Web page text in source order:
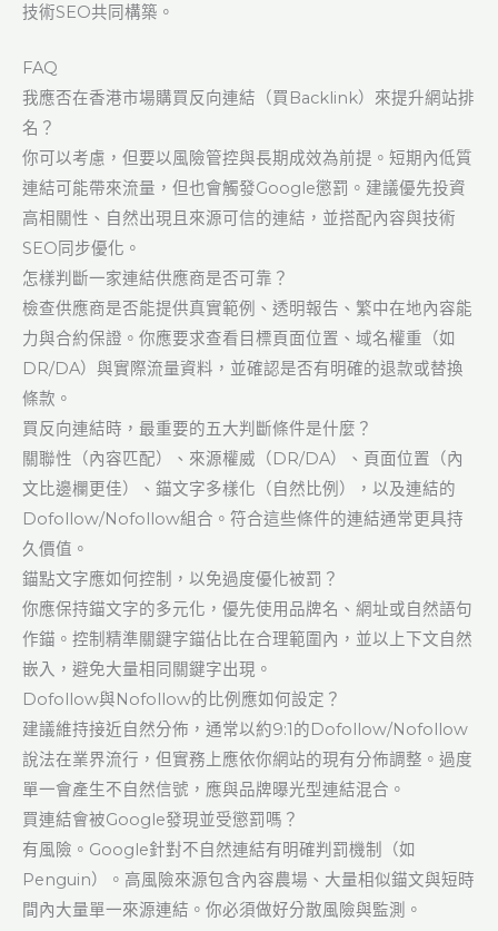
技術SEO共同構築。
FAQ
我應否在香港市場購買反向連結（買Backlink）來提升網站排
名？
你可以考慮，但要以風險管控與長期成效為前提。短期內低質
連結可能帶來流量，但也會觸發Google懲罰。建議優先投資
高相關性、自然出現且來源可信的連結，並搭配內容與技術
SEO同步優化。
怎樣判斷一家連結供應商是否可靠？
檢查供應商是否能提供真實範例、透明報告、繁中在地內容能
力與合約保證。你應要求查看目標頁面位置、域名權重（如
DR/DA）與實際流量資料，並確認是否有明確的退款或替換
條款。
買反向連結時，最重要的五大判斷條件是什麼？
關聯性（內容匹配）、來源權威（DR/DA）、頁面位置（內
文比邊欄更佳）、錨文字多樣化（自然比例），以及連結的
Dofollow/Nofollow組合。符合這些條件的連結通常更具持
久價值。
錨點文字應如何控制，以免過度優化被罰？
你應保持錨文字的多元化，優先使用品牌名、網址或自然語句
作錨。控制精準關鍵字錨佔比在合理範圍內，並以上下文自然
嵌入，避免大量相同關鍵字出現。
Dofollow與Nofollow的比例應如何設定？
建議維持接近自然分佈，通常以約9:1的Dofollow/Nofollow
說法在業界流行，但實務上應依你網站的現有分佈調整。過度
單一會產生不自然信號，應與品牌曝光型連結混合。
買連結會被Google發現並受懲罰嗎？
有風險。Google針對不自然連結有明確判罰機制（如
Penguin）。高風險來源包含內容農場、大量相似錨文與短時
間內大量單一來源連結。你必須做好分散風險與監測。